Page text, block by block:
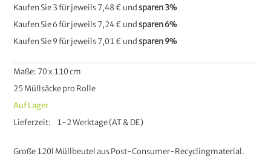
Große 120l Müllbeutel aus Post-Consumer-Recyclingmaterial.
Maße: 70 x 110 cm
25 Müllsäcke pro Rolle
Auf Lager
Lieferzeit
1-2 Werktage (AT & DE)
Kaufen Sie 3 für jeweils7,48 € undsparen3%
Kaufen Sie 6 für jeweils7,24 € undsparen6%
Kaufen Sie 9 für jeweils7,01 € undsparen9%